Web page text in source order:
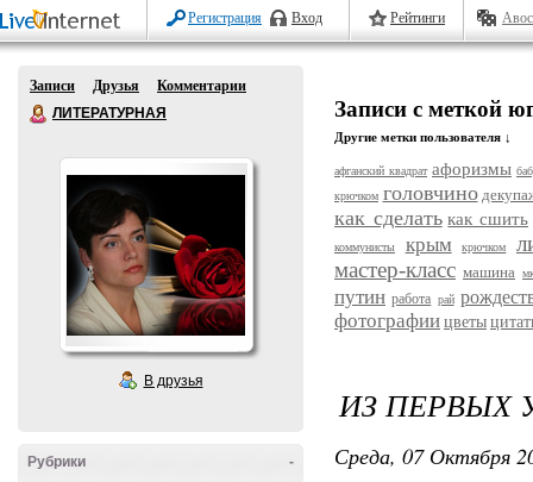
Регистрация Вход Рейтинги
Записи Друзья
Комментарии
ЛИТЕРАТУРНАЯ
В друзья
-
Рубрики
Записи с меткой
Другие метки пользователя ↓
афганский квадрат афоризмы
крючком головчино
как сделать как сшить
коммунисты крым крючком
мастер-класс машина
путин работа рай
фотографии цветы
ИЗ ПЕРВЫХ
Среда, 07 Октября